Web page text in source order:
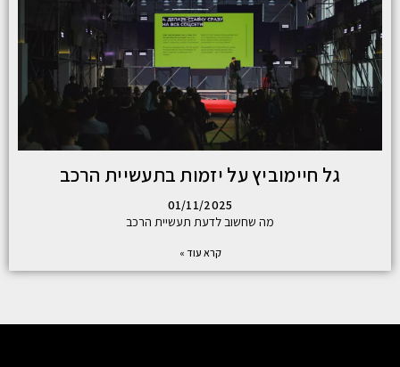
גל חיימוביץ על יזמות בתעשיית הרכב
01/11/2025
מה שחשוב לדעת תעשיית הרכב
קרא עוד »